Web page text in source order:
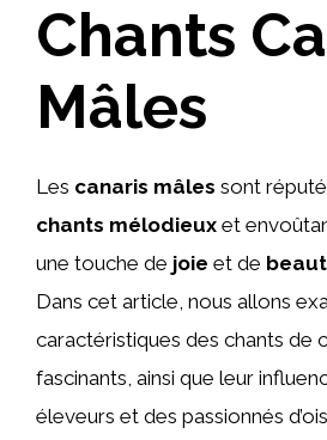
Chants
Mâles
Les canaris mâles sont
chants mélodieux et
une touche de joie et de
Dans cet article, nous allons
caractéristiques des chants de
fascinants, ainsi que leur
éleveurs et des passionnés